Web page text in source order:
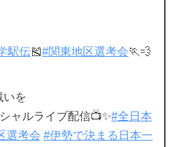
駅伝🎽#関東地区選考会🏃💨
いを
ャルライブ配信📺✨#全日本
選考会 #伊勢で決まる日本一